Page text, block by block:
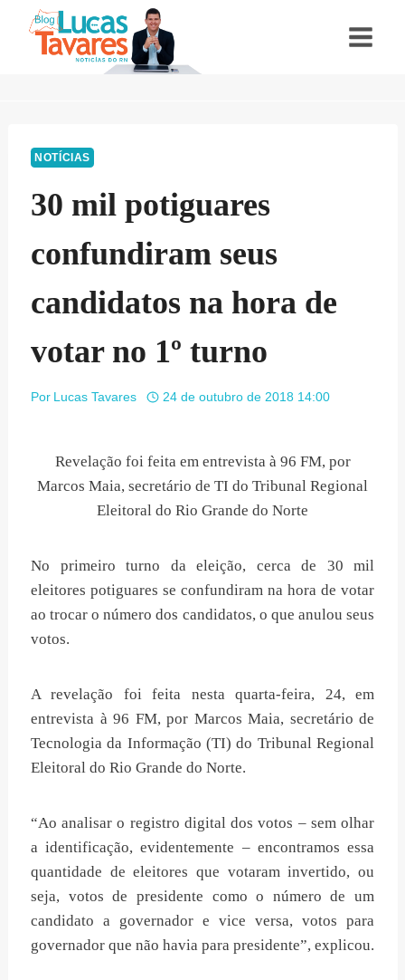
NOTÍCIAS
30 mil potiguares
confundiram seus
candidatos na hora de
votar no 1º turno
Por Lucas Tavares 24 de outubro de 2018 14:00
Revelação foi feita em entrevista à 96 FM, por
Marcos Maia, secretário de TI do Tribunal Regional
Eleitoral do Rio Grande do Norte
No primeiro turno da eleição, cerca de 30 mil
eleitores potiguares se confundiram na hora de votar
ao trocar o número dos candidatos, o que anulou seus
votos.
A revelação foi feita nesta quarta-feira, 24, em
entrevista à 96 FM, por Marcos Maia, secretário de
Tecnologia da Informação (TI) do Tribunal Regional
Eleitoral do Rio Grande do Norte.
“Ao analisar o registro digital dos votos – sem olhar
a identificação, evidentemente – encontramos essa
quantidade de eleitores que votaram invertido, ou
seja, votos de presidente como o número de um
candidato a governador e vice versa, votos para
governador que não havia para presidente”, explicou.